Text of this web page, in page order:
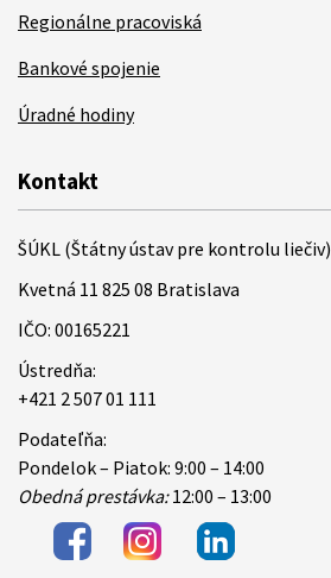
Regionálne pracoviská
Bankové spojenie
Úradné hodiny
Kontakt
ŠÚKL (Štátny ústav pre kontrolu liečiv)
Kvetná 11 825 08 Bratislava
IČO: 00165221
Ústredňa:
+421 2 507 01 111
Podateľňa:
Pondelok – Piatok: 9:00 – 14:00
Obedná prestávka:12:00 – 13:00